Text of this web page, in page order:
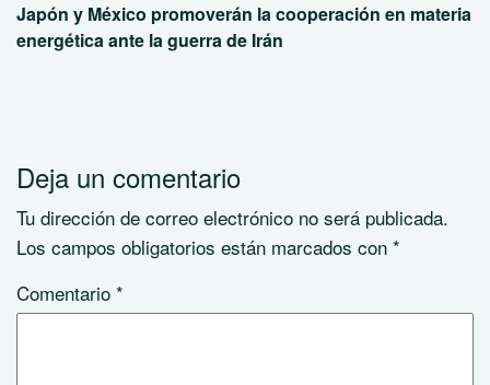
Japón y México promoverán la cooperación en materia
energética ante la guerra de Irán
Deja un comentario
Tu dirección de correo electrónico no será publicada.
Los campos obligatorios están marcados con *
Comentario *